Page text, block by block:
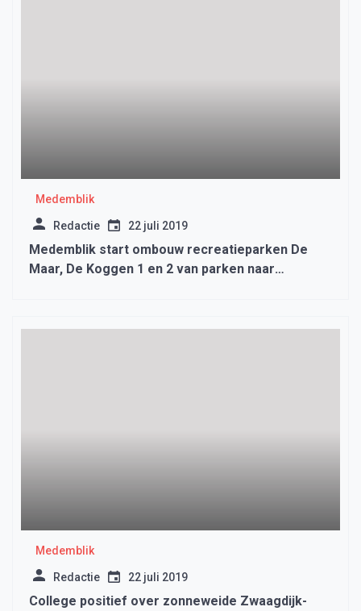
Medemblik
Redactie 22 juli 2019
Medemblik start ombouw recreatieparken De
Maar, De Koggen 1 en 2 van parken naar
Medemblik
Redactie 22 juli 2019
College positief over zonneweide Zwaagdijk-